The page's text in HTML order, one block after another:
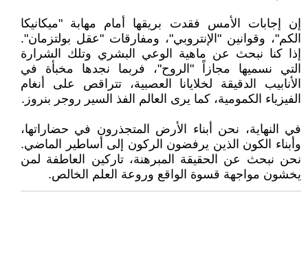
إن إجابات الأمس فقدت بريقها أمام مهابة "ميكانيكا
الكم"، وقوانين "الإنتروبي"، ومفارقات "عقل بولتزمان".
إذا كنا نبحث عن ماهية الوعي البشري وتلك الشرارة
التي نسميها مجازاً "الروح"، فربما نجدها مخبأة في
الأنابيب الدقيقة لخلايانا العصبية، تتراقص على أنغام
الفيزياء الكمومية، كما يرى العالم الفذ السير روجر بنروز.
في النهاية، نحن أبناء الأرض المتجذرون في حضاراتها،
وأبناء الكون الذين يرفضون الركون إلى أساطير الماضي.
نحن نبحث عن الحقيقة المبرهنة، تاركين العاطفة لمن
يخشون مواجهة قسوة الواقع وروعة العلم الخالص.